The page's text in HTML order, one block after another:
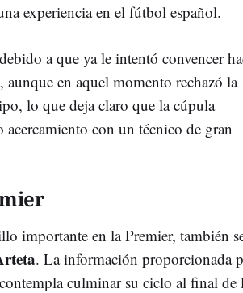
experiencia en el fútbol español.
a que ya le intentó convencer
aunque en aquel momento rechazó la
lo que deja claro que la cúpula
con un técnico de gran
importante en la Premier, también
. La información proporcionada
culminar su ciclo al final de